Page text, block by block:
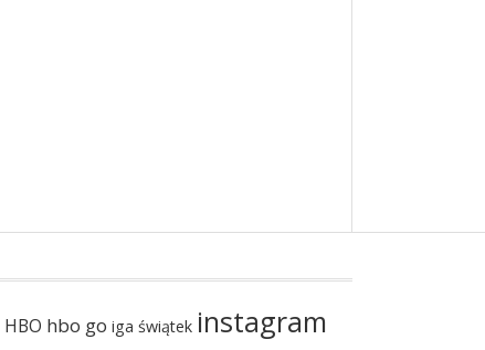
HBO hbo go iga świątek instagram